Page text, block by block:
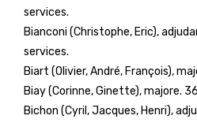
services.
Bianconi (Christophe, Eric),
services.
Biart (Olivier, André, François),
Biay (Corinne, Ginette), majore.
Bichon (Cyril, Jacques, Henri),